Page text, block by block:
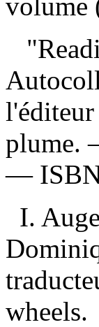
l'éditeur
plume.
—
I.
wheels.